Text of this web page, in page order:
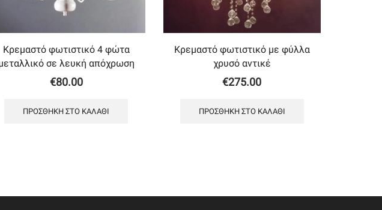
Κρεμαστό φωτιστικό 4 φώτα
σε λευκή απόχρωση
€80.00
ΠΡΟΣΘΉΚΗ ΣΤΟ ΚΑΛΆΘΙ
Κρεμαστό φωτιστικό με φύλλα
χρυσό αντικέ
€275.00
ΠΡΟΣΘΉΚΗ ΣΤΟ ΚΑΛΆΘΙ